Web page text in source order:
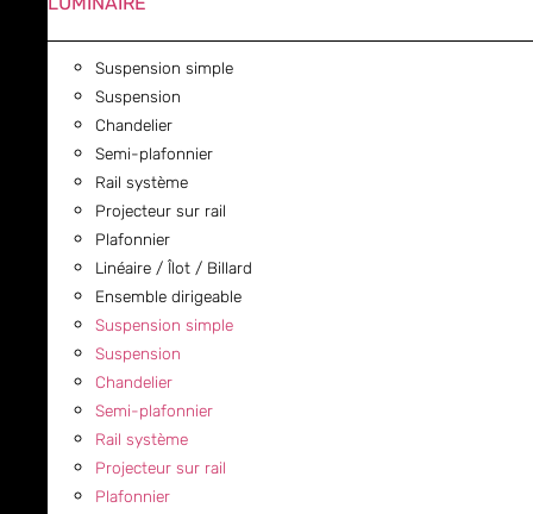
Suspension simple
Suspension
Chandelier
Semi-plafonnier
Rail système
Projecteur sur rail
Plafonnier
Linéaire / Îlot / Billard
Ensemble dirigeable
Suspension simple
Suspension
Chandelier
Semi-plafonnier
Rail système
Projecteur sur rail
Plafonnier